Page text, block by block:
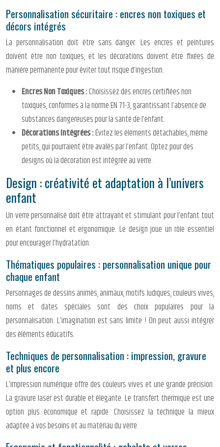
Personnalisation sécuritaire : encres non toxiques et
décors intégrés
La personnalisation doit être sans danger. Les encres et peintures
doivent être non toxiques, et les décorations doivent être fixées de
manière permanente pour éviter tout risque d’ingestion.
Encres Non Toxiques :Choisissez des encres certifiées non
toxiques, conformes à la norme EN 71-3, garantissant l’absence de
substances dangereuses pour la santé de l’enfant.
Décorations Intégrées :Évitez les éléments détachables, même
petits, qui pourraient être avalés par l’enfant. Optez pour des
designs où la décoration est intégrée au verre.
Design : créativité et adaptation à l’univers
enfant
Un verre personnalisé doit être attrayant et stimulant pour l’enfant tout
en étant fonctionnel et ergonomique. Le design joue un rôle essentiel
pour encourager l’hydratation.
Thématiques populaires : personnalisation unique pour
chaque enfant
Personnages de dessins animés, animaux, motifs ludiques, couleurs vives,
noms et dates spéciales sont des choix populaires pour la
personnalisation. L’imagination est sans limite ! On peut aussi intégrer
des éléments éducatifs.
Techniques de personnalisation : impression, gravure
et plus encore
L’impression numérique offre des couleurs vives et une grande précision.
La gravure laser est durable et élégante. Le transfert thermique est une
option plus économique et rapide. Choisissez la technique la mieux
adaptée à vos besoins et au matériau du verre.